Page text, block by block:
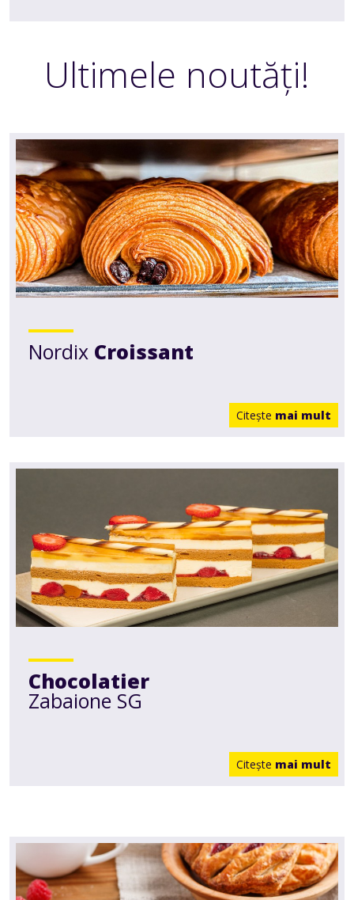
Ultimele noutăți!
Nordix Croissant
Citește mai mult
Chocolatier
Zabaione SG
Citeşte mai mult